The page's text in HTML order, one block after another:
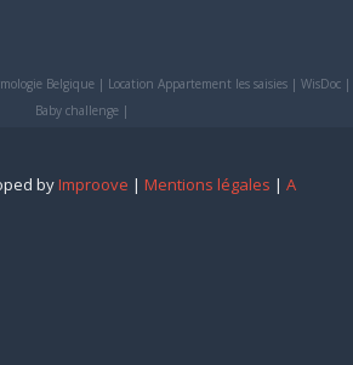
Belgique | Location Appartement les saisies | WisDoc |
Baby challenge|
byImproove | Mentions légales | A